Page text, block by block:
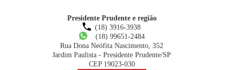
Presidente Prudente e região
(18) 3916-3938
(18) 99651-2484
Rua Dona Neófita Nascimento, 352
Jardim Paulista - Presidente Prudente/SP
CEP 19023-030